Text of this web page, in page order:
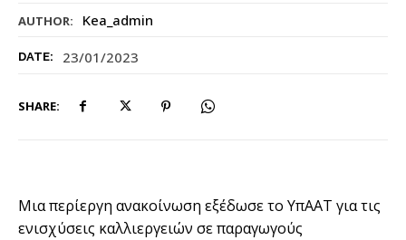
AUTHOR: Kea_admin
DATE: 23/01/2023
SHARE:
Μια περίεργη ανακοίνωση εξέδωσε το ΥπΑΑΤ για τις
ενισχύσεις καλλιεργειών σε παραγωγούς